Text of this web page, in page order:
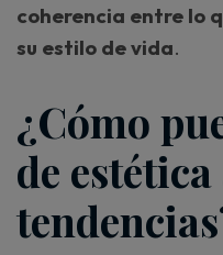
coherencia entre lo
su estilo de vida.
¿Cómo
de